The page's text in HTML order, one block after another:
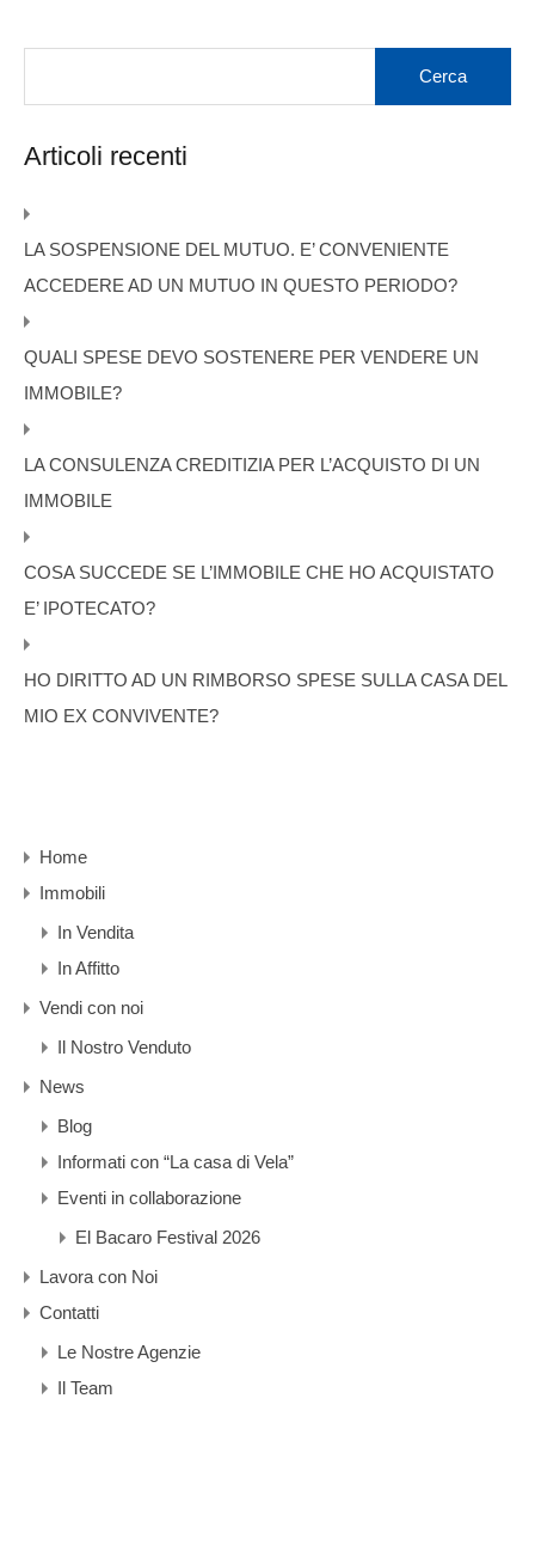
Articoli recenti
LA SOSPENSIONE DEL MUTUO. E’ CONVENIENTE
ACCEDERE AD UN MUTUO IN QUESTO PERIODO?
QUALI SPESE DEVO SOSTENERE PER VENDERE UN
IMMOBILE?
LA CONSULENZA CREDITIZIA PER L’ACQUISTO DI UN
IMMOBILE
COSA SUCCEDE SE L’IMMOBILE CHE HO ACQUISTATO
E’ IPOTECATO?
HO DIRITTO AD UN RIMBORSO SPESE SULLA CASA DEL
MIO EX CONVIVENTE?
Home
Immobili
In Vendita
In Affitto
Vendi con noi
Il Nostro Venduto
News
Blog
Informati con “La casa di Vela”
Eventi in collaborazione
El Bacaro Festival 2026
Lavora con Noi
Contatti
Le Nostre Agenzie
Il Team